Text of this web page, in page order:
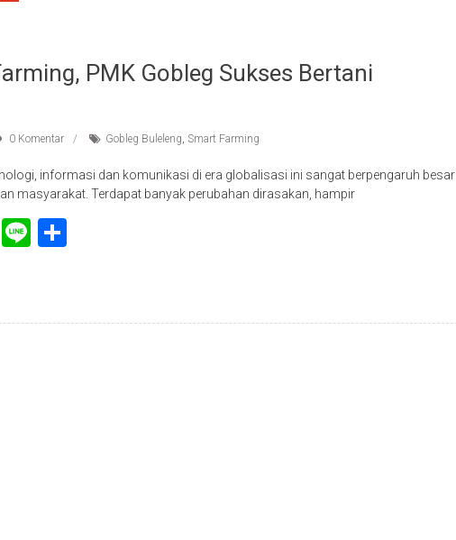
PMK Gobleg Sukses Bertani
0 Komentar Gobleg Buleleng, Smart Farming
informasi dan komunikasi di era globalisasi ini sangat berpengaruh besar
masyarakat. Terdapat banyak perubahan dirasakan, hampir
WhatsApp
Line